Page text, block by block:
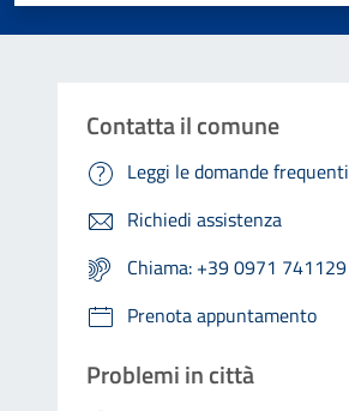
Contatta il comune
Leggi le domande frequenti
Richiedi assistenza
Chiama: +39 0971 741129
Prenota appuntamento
Problemi in città